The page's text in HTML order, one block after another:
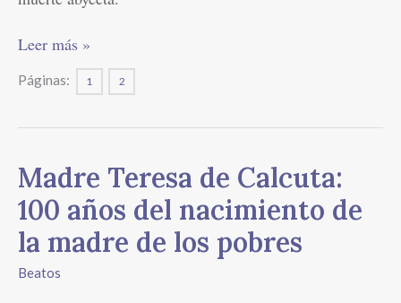
Leer más »
Páginas: 1 2
Madre Teresa de Calcuta:
100 años del nacimiento de
la madre de los pobres
Beatos
Madre
Teresa
de
Calcuta:
100
años